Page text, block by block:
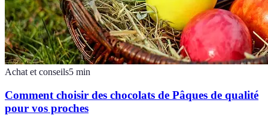
Achat et conseils5 min
Comment choisir des chocolats de Pâques de qualité
pour vos proches